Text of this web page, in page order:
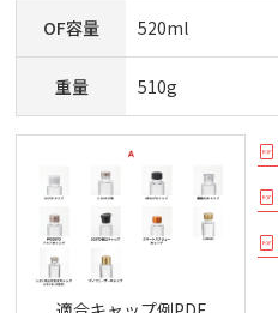
OF容量 520ml
重量 510g